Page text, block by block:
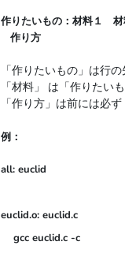
作りたいもの：材料１
作り方
「作りたいもの」は行
「材料」 は「作りたい
「作り方」は前には必
例：
all: euclid
euclid.o: euclid.c
    gcc euclid.c -c